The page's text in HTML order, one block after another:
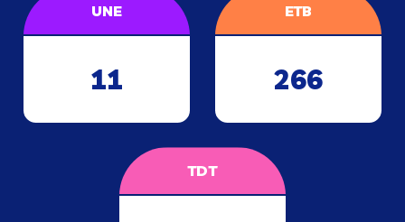
UNE
11
ETB
266
TDT